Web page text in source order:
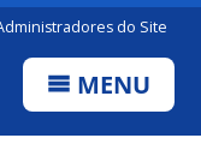
do Site
MENU